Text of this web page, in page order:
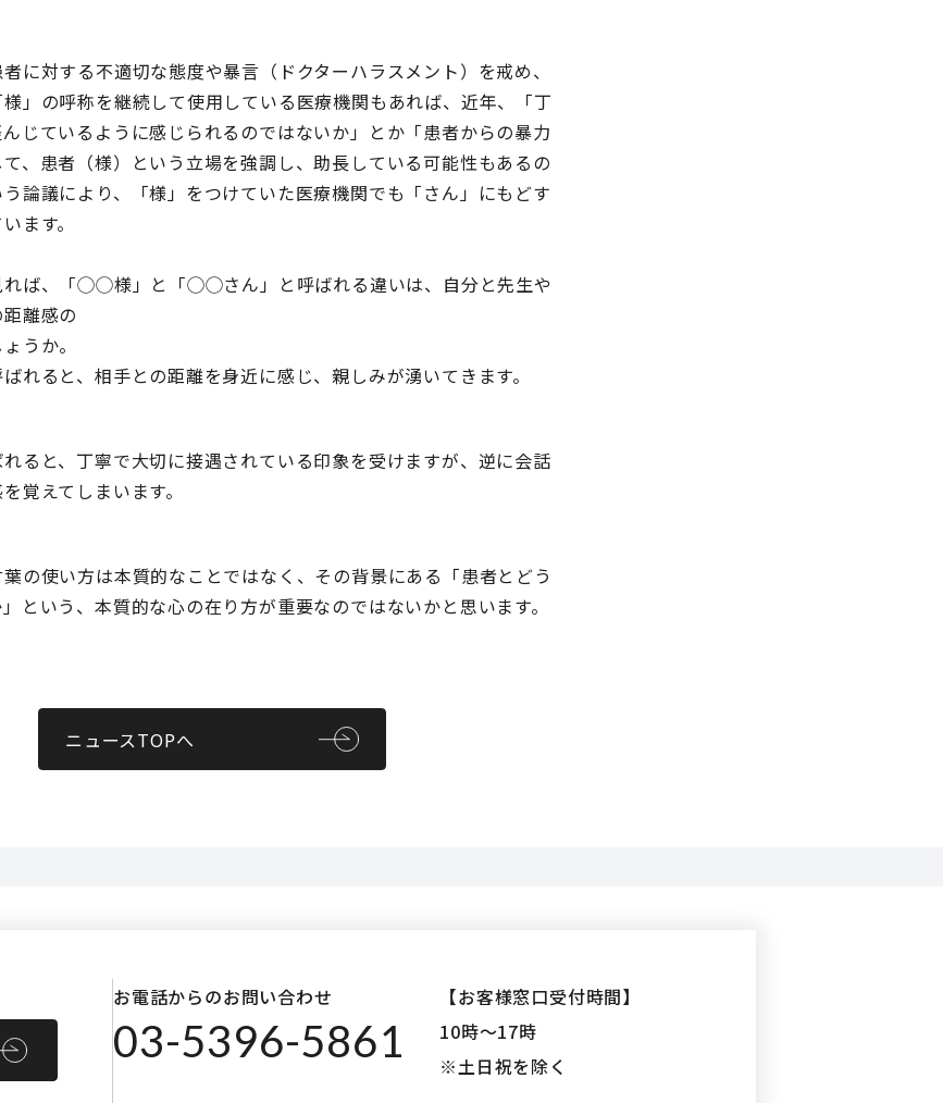
に対する不適切な態度や暴言（ドクターハラスメント）を戒め、
」の呼称を継続して使用している医療機関もあれば、近年、「丁
じているように感じられるのではないか」とか「患者からの暴力
、患者（様）という立場を強調し、助長している可能性もあるの
論議により、「様」をつけていた医療機関でも「さん」にもどす
ます。
れば、「◯◯様」と「◯◯さん」と呼ばれる違いは、自分と先生や
離感の
うか。
ばれると、相手との距離を身近に感じ、親しみが湧いてきます。
れると、丁寧で大切に接遇されている印象を受けますが、逆に会話
覚えてしまいます。
の使い方は本質的なことではなく、その背景にある「患者とどう
という、本質的な心の在り方が重要なのではないかと思います。
ニュースTOPへ
お電話からのお問い合わせ
03-5396-5861
【お客様窓口受付時間】
10時〜17時
※土日祝を除く